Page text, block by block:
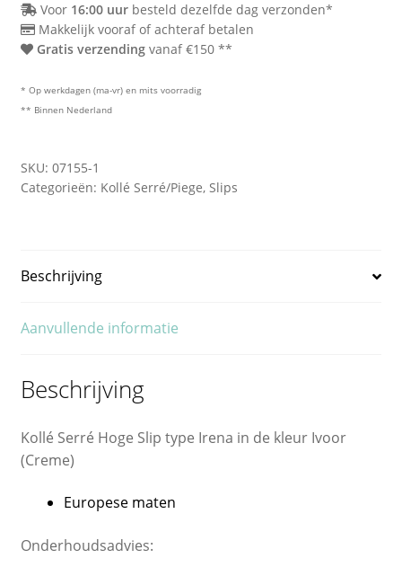
Voor 16:00 uurbesteld dezelfde dag verzonden*
Makkelijk vooraf of achteraf betalen
Gratis verzendingvanaf €150 **
* Op werkdagen (ma-vr) en mits voorradig
** Binnen Nederland
SKU: 07155-1
Categorieën: Kollé Serré/Piege, Slips
Beschrijving
Aanvullende informatie
Beschrijving
Kollé Serré Hoge Slip type Irena in de kleur Ivoor
(Creme)
Europese maten
Onderhoudsadvies: